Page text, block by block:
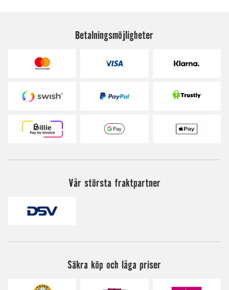
Betalningsmöjligheter
Vår största fraktpartner
Säkra köp och låga priser